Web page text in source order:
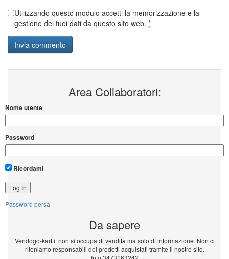
Utilizzando questo modulo accetti la memorizzazione e la
gestione dei tuoi dati da questo sito web. *
Area Collaboratori:
Nome utente
Password
Ricordami
Password persa
Da sapere
Vendogo-kart.it non si occupa di vendita ma solo di informazione. Non ci
riteniamo responsabili dei prodotti acquistati tramite il nostro sito.